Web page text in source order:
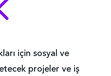
için sosyal ve
projeler ve iş